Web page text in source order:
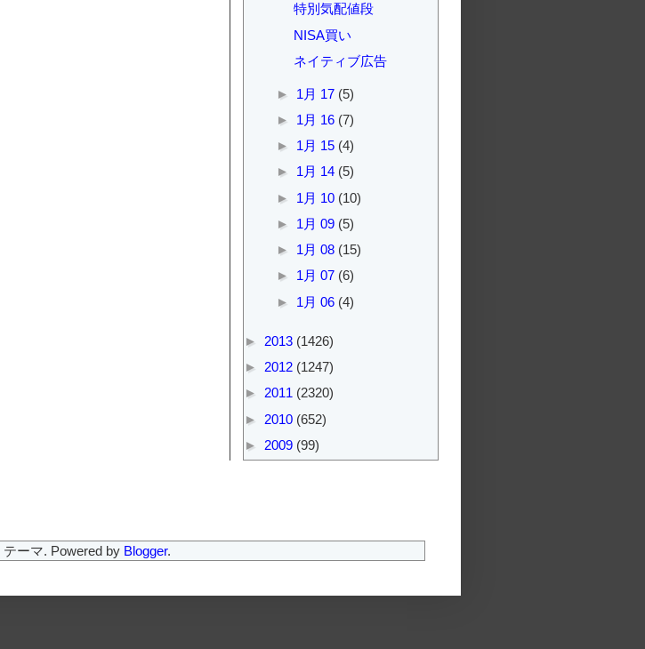
特別気配値段
NISA買い
ネイティブ広告
► 1月 17 (5)
► 1月 16 (7)
► 1月 15 (4)
► 1月 14 (5)
► 1月 10 (10)
► 1月 09 (5)
► 1月 08 (15)
► 1月 07 (6)
► 1月 06 (4)
► 2013 (1426)
► 2012 (1247)
► 2011 (2320)
► 2010 (652)
► 2009 (99)
テーマ. Powered by Blogger.